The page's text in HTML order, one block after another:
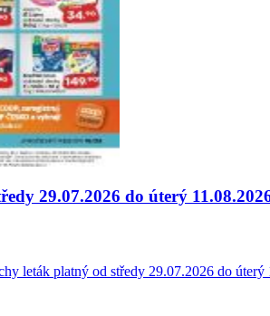
29.07.2026 do úterý
leták platný od středy 29.07.2026 do úterý